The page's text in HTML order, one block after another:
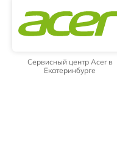
Сервисный центр Acer в
Екатеринбурге